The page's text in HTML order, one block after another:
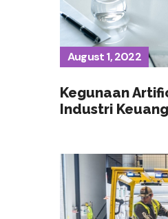
August 1, 2022
Kegunaan
Industri